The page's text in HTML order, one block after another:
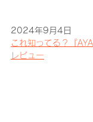
2024年9月4日
これ知ってる？『
レビュー